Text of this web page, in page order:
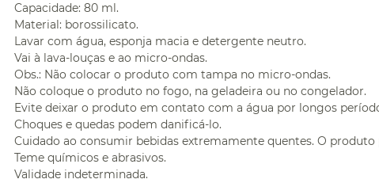
Capacidade: 80 ml.
Material: borossilicato.
Lavar com água, esponja macia e detergente neutro.
Vai à lava-louças e ao micro-ondas.
Obs.: Não colocar o produto com tampa no micro-ondas.
Não coloque o produto no fogo, na geladeira ou no congelador.
Evite deixar o produto em contato com a água por longos
Choques e quedas podem danificá-lo.
Cuidado ao consumir bebidas extremamente quentes. O
Teme químicos e abrasivos.
Validade indeterminada.